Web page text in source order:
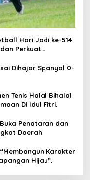
Hari Jadi ke-514
Perkuat
Dihajar Spanyol 0-
Tenis Halal Bihalal
Di Idul Fitri.
Penataran dan
Daerah
Karakter
Hijau”.